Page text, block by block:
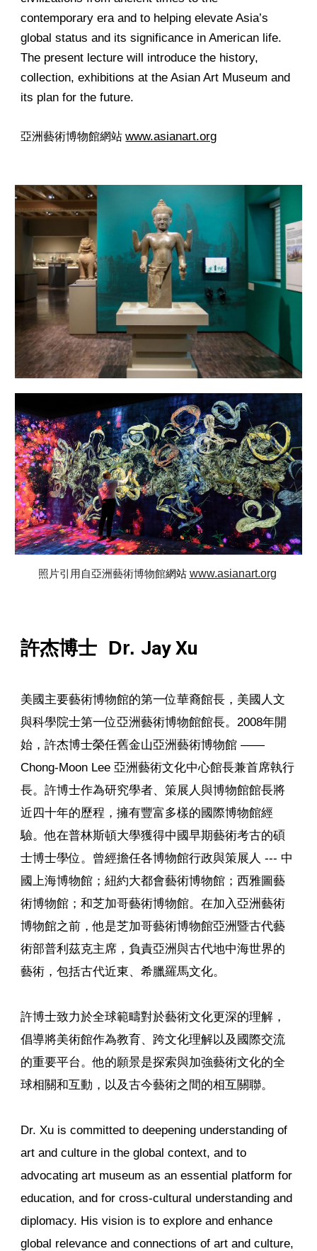
contemporary era and to helping elevate Asia’s
global status and its significance in American life.
The present lecture will introduce the history,
collection, exhibitions at the Asian Art Museum and
its plan for the future.
亞洲藝術博物館網站www.asianart.org
照片引用自亞洲藝術博物館網站 www.asianart.org
許杰博士 Dr. Jay Xu
美國主要藝術博物館的第一位華裔館長，美國人文
與科學院士第一位亞洲藝術博物館館長。2008年開
始，許杰博士榮任舊金山亞洲藝術博物館 ——
Chong-Moon Lee 亞洲藝術文化中心館長兼首席執行
長。許博士作為研究學者、策展人與博物館館長將
近四十年的歷程，擁有豐富多樣的國際博物館經
驗。他在普林斯頓大學獲得中國早期藝術考古的碩
士博士學位。曾經擔任各博物館行政與策展人 --- 中
國上海博物館；紐約大都會藝術博物館；西雅圖藝
術博物館；和芝加哥藝術博物館。在加入亞洲藝術
博物館之前，他是芝加哥藝術博物館亞洲暨古代藝
術部普利茲克主席，負責亞洲與古代地中海世界的
藝術，包括古代近東、希臘羅馬文化。
許博士致力於全球範疇對於藝術文化更深的理解，
倡導將美術館作為教育、跨文化理解以及國際交流
的重要平台。他的願景是探索與加強藝術文化的全
球相關和互動，以及古今藝術之間的相互關聯。
Dr. Xu is committed to deepening understanding of
art and culture in the global context, and to
advocating art museum as an essential platform for
education, and for cross-cultural understanding and
diplomacy. His vision is to explore and enhance
global relevance and connections of art and culture,